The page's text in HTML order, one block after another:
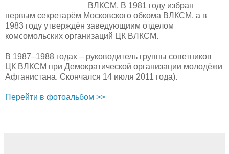
ВЛКСМ. В 1981 году избран
первым секретарём Московского обкома ВЛКСМ, а в
1983 году утверждён заведующиим отделом
комсомольских организаций ЦК ВЛКСМ.
В 1987–1988 годах – руководитель группы советников
ЦК ВЛКСМ при Демократической организации молодёжи
Афганистана. Скончался 14 июля 2011 года).
Перейти в фотоальбом >>